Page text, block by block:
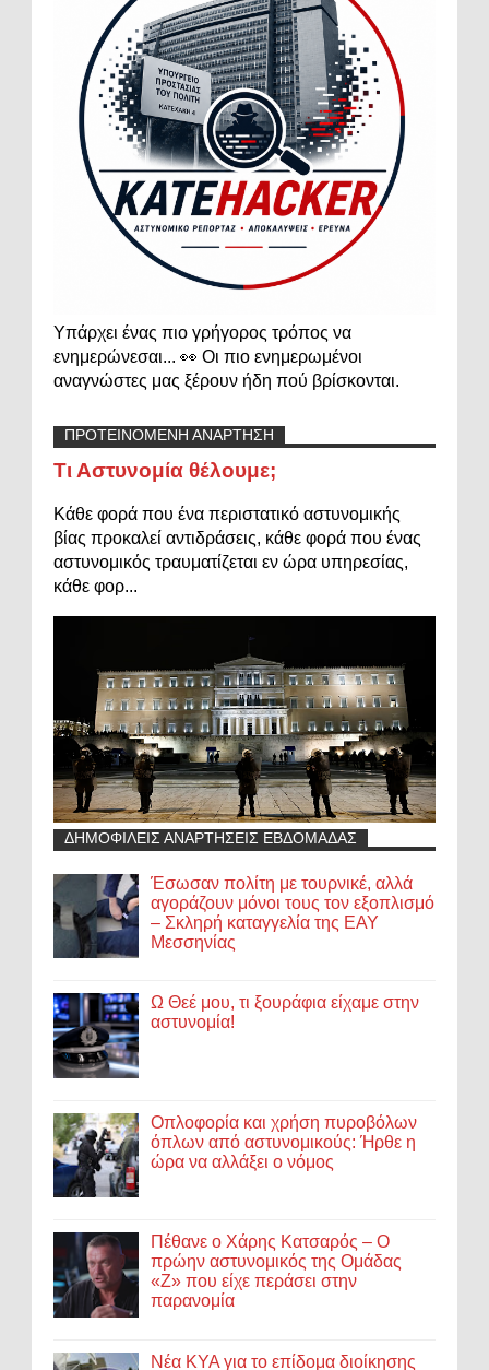
Υπάρχει ένας πιο γρήγορος τρόπος να
ενημερώνεσαι... 👀 Οι πιο ενημερωμένοι
αναγνώστες μας ξέρουν ήδη πού βρίσκονται.
ΠΡΟΤΕΙΝΟΜΕΝΗ ΑΝΑΡΤΗΣΗ
Τι Αστυνομία θέλουμε;
Κάθε φορά που ένα περιστατικό αστυνομικής
βίας προκαλεί αντιδράσεις, κάθε φορά που ένας
αστυνομικός τραυματίζεται εν ώρα υπηρεσίας,
κάθε φορ...
ΔΗΜΟΦΙΛΕΙΣ ΑΝΑΡΤΗΣΕΙΣ ΕΒΔΟΜΑΔΑΣ
Έσωσαν πολίτη με τουρνικέ, αλλά
αγοράζουν μόνοι τους τον εξοπλισμό
– Σκληρή καταγγελία της ΕΑΥ
Μεσσηνίας
Ω Θεέ μου, τι ξουράφια είχαμε στην
αστυνομία!
Οπλοφορία και χρήση πυροβόλων
όπλων από αστυνομικούς: Ήρθε η
ώρα να αλλάξει ο νόμος
Πέθανε ο Χάρης Κατσαρός – Ο
πρώην αστυνομικός της Ομάδας
«Ζ» που είχε περάσει στην
παρανομία
Νέα ΚΥΑ για το επίδομα διοίκησης